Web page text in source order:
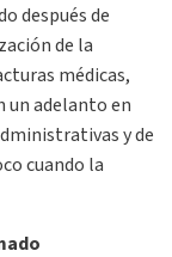
después de
de la
médicas,
un adelanto en
y de
cuando la